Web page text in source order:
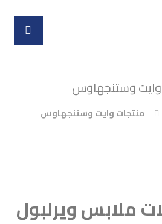
وستنجهاوس
منتجات وايت وستنجهاوس
ملابس ويرلبول